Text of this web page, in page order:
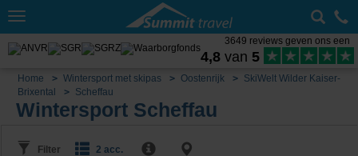
Toggle
3649 reviews geven ons een
4,8 van 5
Home Wintersport met skipas Oostenrijk
SkiWelt Wilder Kaiser-
Brixental
Scheffau
Wintersport Scheffau
Filter 2 acc.